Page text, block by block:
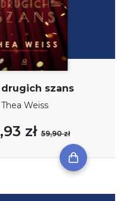
szans
Thea Weiss
zł59,90 zł